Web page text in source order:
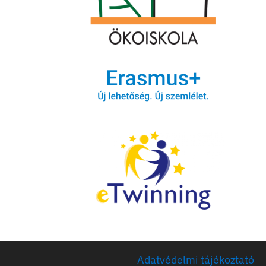
Adatvédelmi tájékoztató